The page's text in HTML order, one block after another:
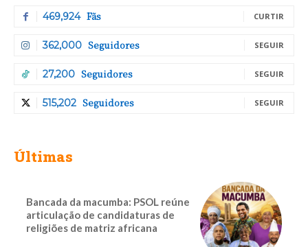
469,924 Fãs CURTIR
362,000 Seguidores SEGUIR
27,200 Seguidores SEGUIR
515,202 Seguidores SEGUIR
Últimas
Bancada da macumba: PSOL reúne
articulação de candidaturas de
religiões de matriz africana